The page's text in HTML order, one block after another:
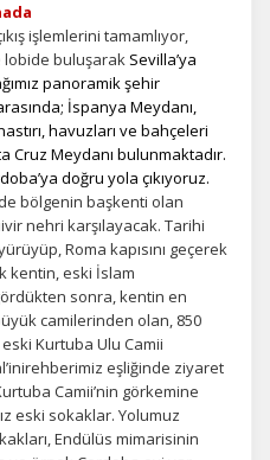
işlemlerini tamamlıyor,
buluşarak Sevilla’ya
panoramik şehir
İspanya Meydanı,
havuzları ve bahçeleri
Cruz Meydanı bulunmaktadır.
doğru yola çıkıyoruz.
bölgenin başkenti olan
nehri karşılayacak. Tarihi
Roma kapısını geçerek
kentin, eski İslam
sonra, kentin en
camilerinden olan, 850
Kurtuba Ulu Camii
eşliğinde ziyaret
Camii’nin görkemine
eski sokaklar. Yolumuz
Endülüs mimarisinin